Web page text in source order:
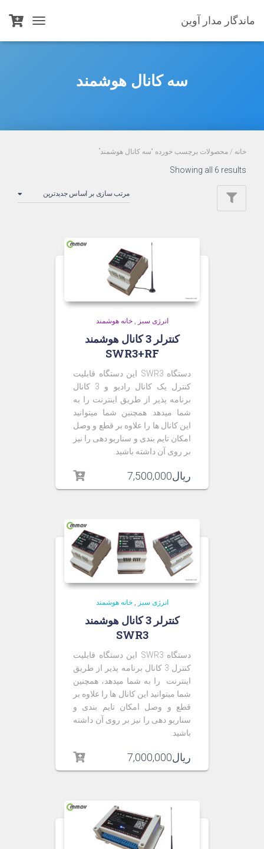
ماندگار مدار آوین
TOGGLE
NAVIGATION
سه کانال هوشمند
خانه / محصولات برچسب خورده “سه کانال هوشمند”
Showing all 6 results
انرژی سبز ,خانه هوشمند
کنترلر 3 کانال هوشمند
SWR3+RF
دستگاه SWR3 این دستگاه قابلیت
کنترل یک کانال رادیو و 3 کانال
برنامه پذیر از طریق اینترنت را به
شما میدهد. همچنین شما میتوانید
این کانال ها را علاوه بر قطع و وصل
امکان تایم بندی و سناریو دهی را نیز
بر روی آن داشته باشید.
ریال7,500,000
انرژی سبز ,خانه هوشمند
کنترلر 3 کانال هوشمند
SWR3
دستگاه SWR3 این دستگاه قابلیت
کنترل 3 کانال برنامه پذیر از طریق
اینترنت را به شما میدهد، همچنین
شما میتوانید این کانال ها را علاوه بر
قطع و وصل امکان تایم بندی و
سناریو دهی را نیز بر روی آن داشته
باشید.
ریال7,000,000